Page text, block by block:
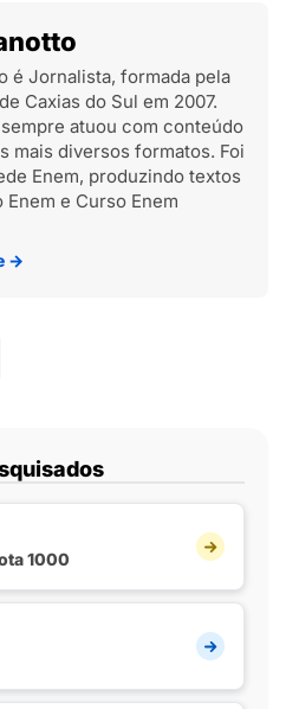
é Jornalista, formada pela
Caxias do Sul em 2007.
atuou com conteúdo
mais diversos formatos. Foi
Enem, produzindo textos
Enem e Curso Enem
→
1000